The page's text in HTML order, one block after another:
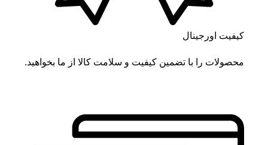
کیفیت اورجینال
محصولات را با تضمین کیفیت و سلامت کالا از ما بخواهید.